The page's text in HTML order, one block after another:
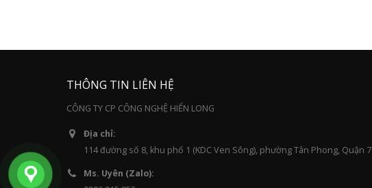
THÔNG TIN LIÊN HỆ
CÔNG TY CP CÔNG NGHỆ HIỂN LONG
Địa chỉ:
114 đường số 8, khu phố 1 (KDC Ven Sông), phường Tân Phong, Quận 7
Ms. Uyên (Zalo):